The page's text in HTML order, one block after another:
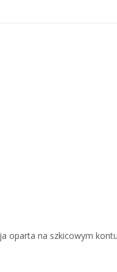
oparta na szkicowym